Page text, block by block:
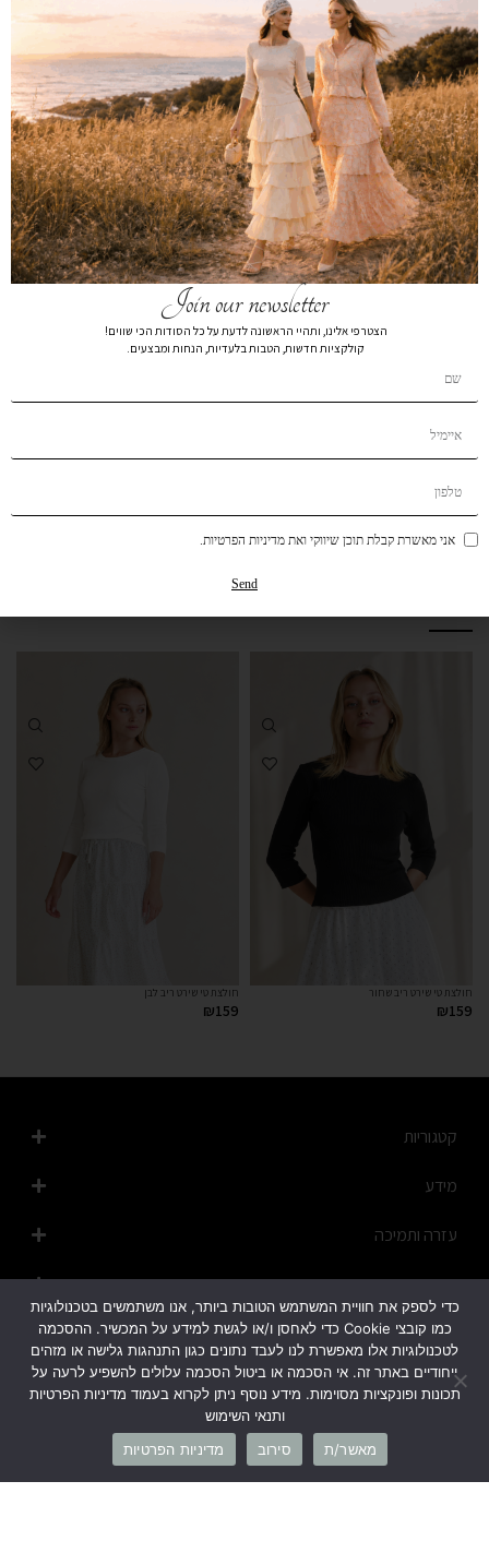
חולצת טי שירט ריב חום
₪159 חולצת טי שירט 2581
צבע
מידה
M
L
XL
תיאור קצר
הרכבי בד
משלוחים
חולצת טי שירט ריב שחור
₪159
חולצת טי שירט ריב לבן
₪159
קטגוריות
מידע
עזרה ותמיכה
מפת האתר
1700-50-20-45
info@cb-fashion.shop
כדי לספק את חוויית המשתמש הטובות ביותר, אנו משתמשים בטכנולוגיות
כמו קובצי Cookie כדי לאחסן ו/או לגשת למידע על המכשיר. ההסכמה
לטכנולוגיות אלו מאפשרת לנו לעבד נתונים כגון התנהגות גלישה או מזהים
ייחודיים באתר זה. אי הסכמה או ביטול הסכמה עלולים להשפיע לרעה על
תכונות ופונקציות מסוימות. מידע נוסף ניתן לקרוא בעמוד מדיניות הפרטיות
ותנאי השימוש
מאשר/ת
סירוב מדיניות הפרטיות
Join our newsletter
הצטרפי אלינו, ותהיי הראשונה לדעת על כל הסודות הכי שווים!
קולקציות חדשות, הטבות בלעדיות, הנחות ומבצעים.
אני מאשרת קבלת תוכן שיווקי ואת מדיניות הפרטיות.
Send